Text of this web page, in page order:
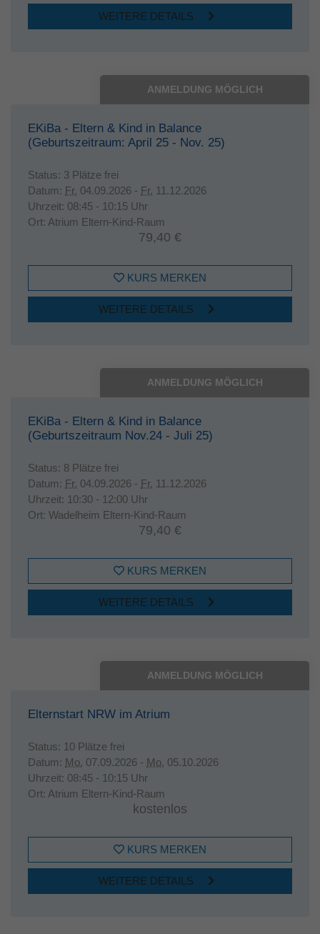
WEITERE DETAILS
ANMELDUNG MÖGLICH
EKiBa - Eltern & Kind in Balance
(Geburtszeitraum: April 25 - Nov. 25)
Status: 3 Plätze frei
Datum: Fr. 04.09.2026 - Fr. 11.12.2026
Uhrzeit: 08:45 - 10:15 Uhr
Ort: Atrium Eltern-Kind-Raum
79,40 €
KURS MERKEN
WEITERE DETAILS
ANMELDUNG MÖGLICH
EKiBa - Eltern & Kind in Balance
(Geburtszeitraum Nov.24 - Juli 25)
Status: 8 Plätze frei
Datum: Fr. 04.09.2026 - Fr. 11.12.2026
Uhrzeit: 10:30 - 12:00 Uhr
Ort: Wadelheim Eltern-Kind-Raum
79,40 €
KURS MERKEN
WEITERE DETAILS
ANMELDUNG MÖGLICH
Elternstart NRW im Atrium
Status: 10 Plätze frei
Datum: Mo. 07.09.2026 - Mo. 05.10.2026
Uhrzeit: 08:45 - 10:15 Uhr
Ort: Atrium Eltern-Kind-Raum
kostenlos
KURS MERKEN
WEITERE DETAILS